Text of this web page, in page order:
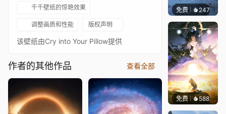
千千壁纸的惊艳效果
调整画质和性能 版权声明
该壁纸由Cry into Your Pillow提供
作者的其他作品 查看全部
免费 247
免费 588小鬼